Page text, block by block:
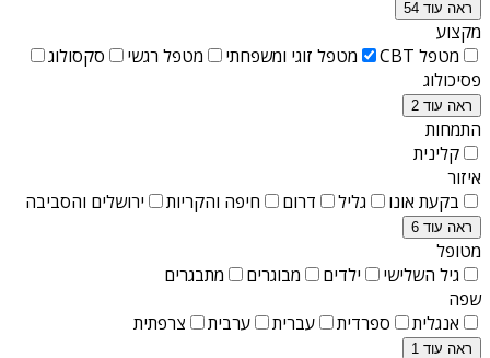
ראה עוד 54
מקצוע
מטפל CBT
מטפל זוגי ומשפחתי מטפל רגשי
סקסולוג
פסיכולוג
ראה עוד 2
התמחות
קלינית
איזור
בקעת אונו
גליל דרום חיפה והקריות ירושלים והסביבה
ראה עוד 6
מטופל
גיל השלישי
ילדים מבוגרים
מתבגרים
שפה
אנגלית
ספרדית עברית ערבית צרפתית
ראה עוד 1